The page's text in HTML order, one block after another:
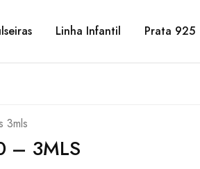
Linha Infantil Prata 925
3mls
– 3MLS